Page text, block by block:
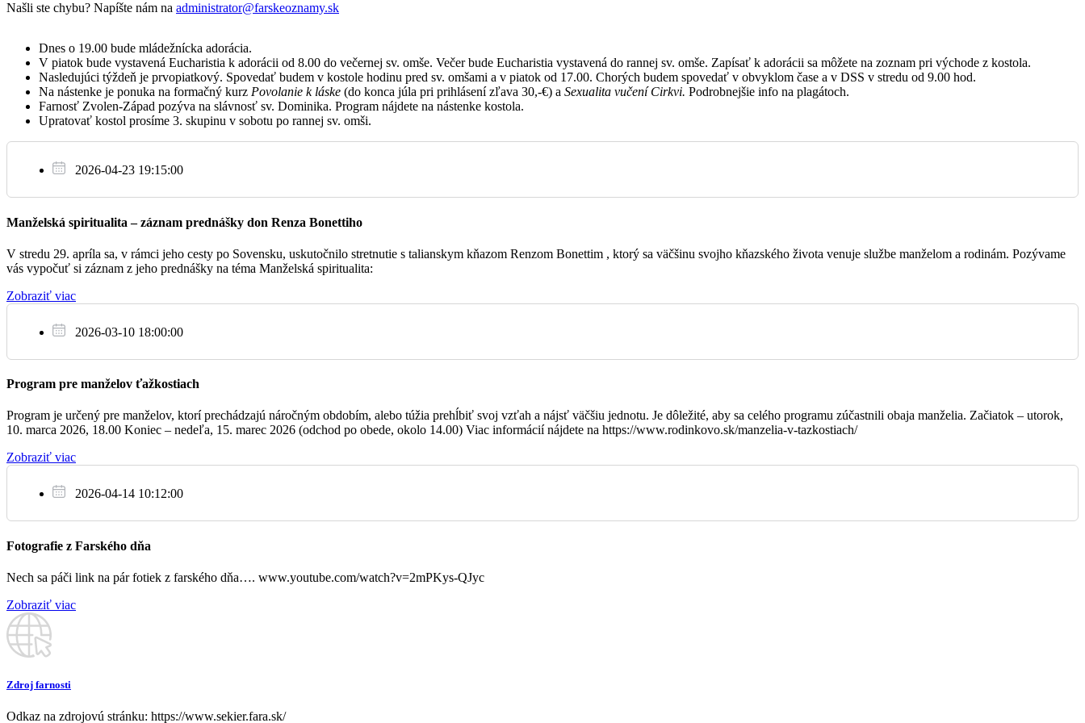
Št
Pi
1.8. 18:30 Na úmysel
2.8. 07:30 + farníkov počas týždňa
3.8.
07:30 + man. Marián a z rod. Cibulovej a Kollárovej 18. nedeľa v období cez rok
Našli ste chybu? Napíšte nám na administrator@farskeoznamy.sk
Dnes o 19.00 bude mládežnícka adorácia.
V piatok bude vystavená Eucharistia k adorácii od 8.00 do večernej sv. omše. Večer bude Eucharistia vystavená do rannej sv. omše. Zapísať k adorácii sa môžete na zoznam pri východe z kostola.
Nasledujúci týždeň je prvopiatkový. Spovedať budem v kostole hodinu pred sv. omšami a v piatok od 17.00. Chorých budem spovedať v obvyklom čase a v DSS v stredu od 9.00 hod.
Na nástenke je ponuka na formačný kurz Povolanie k láske (do konca júla pri prihlásení zľava 30,-€) a Sexualita vučení Cirkvi. Podrobnejšie info na plagátoch.
Farnosť Zvolen-Západ pozýva na slávnosť sv. Dominika. Program nájdete na nástenke kostola.
Upratovať kostol prosíme 3. skupinu v sobotu po rannej sv. omši.
2026-04-23 19:15:00
Manželská spiritualita – záznam prednášky don Renza Bonettiho
V stredu 29. apríla sa, v rámci jeho cesty po Sovensku, uskutočnilo stretnutie s talianskym kňazom Renzom Bonettim , ktorý sa väčšinu svojho kňazského života venuje službe manželom a rodinám. Pozývame
vás vypočuť si záznam z jeho prednášky na téma Manželská spiritualita:
Zobraziť viac
2026-03-10 18:00:00
Program pre manželov ťažkostiach
Program je určený pre manželov, ktorí prechádzajú náročným obdobím, alebo túžia prehĺbiť svoj vzťah a nájsť väčšiu jednotu. Je dôležité, aby sa celého programu zúčastnili obaja manželia. Začiatok – utorok,
10. marca 2026, 18.00 Koniec – nedeľa, 15. marec 2026 (odchod po obede, okolo 14.00) Viac informácií nájdete na https://www.rodinkovo.sk/manzelia-v-tazkostiach/
Zobraziť viac
2026-04-14 10:12:00
Fotografie z Farského dňa
Nech sa páči link na pár fotiek z farského dňa…. www.youtube.com/watch?v=2mPKys-QJyc
Zobraziť viac
Zdroj farnosti
Odkaz na zdrojovú stránku: https://www.sekier.fara.sk/